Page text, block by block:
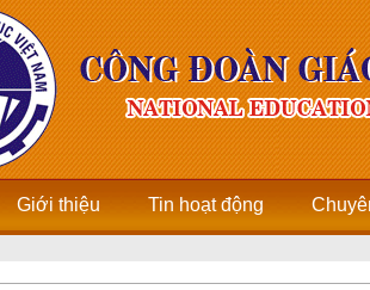
Giới thiệu Tin hoạt động